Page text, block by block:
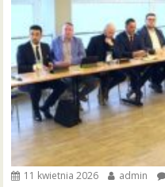
11 kwietnia 2026 admin